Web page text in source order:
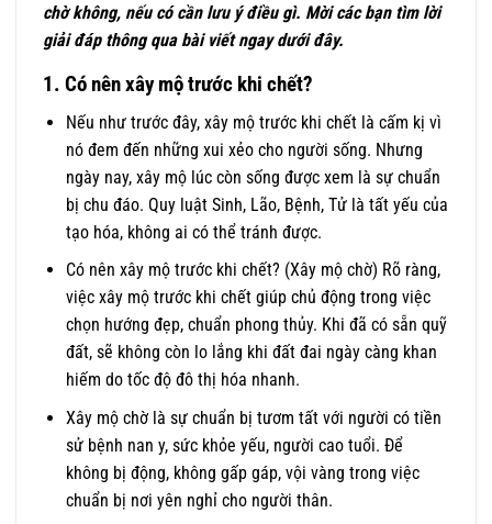
chờ không, nếu có cần lưu ý điều gì. Mời các bạn tìm lời
giải đáp thông qua bài viết ngay dưới đây.
1. Có nên xây mộ trước khi chết?
Nếu như trước đây, xây mộ trước khi chết là cấm kị vì
nó đem đến những xui xẻo cho người sống. Nhưng
ngày nay, xây mộ lúc còn sống được xem là sự chuẩn
bị chu đáo. Quy luật Sinh, Lão, Bệnh, Tử là tất yếu của
tạo hóa, không ai có thể tránh được.
Có nên xây mộ trước khi chết? (Xây mộ chờ) Rõ ràng,
việc xây mộ trước khi chết giúp chủ động trong việc
chọn hướng đẹp, chuẩn phong thủy. Khi đã có sẵn quỹ
đất, sẽ không còn lo lắng khi đất đai ngày càng khan
hiếm do tốc độ đô thị hóa nhanh.
Xây mộ chờ là sự chuẩn bị tươm tất với người có tiền
sử bệnh nan y, sức khỏe yếu, người cao tuổi. Để
không bị động, không gấp gáp, vội vàng trong việc
chuẩn bị nơi yên nghỉ cho người thân.